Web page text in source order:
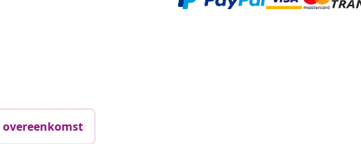
overeenkomst